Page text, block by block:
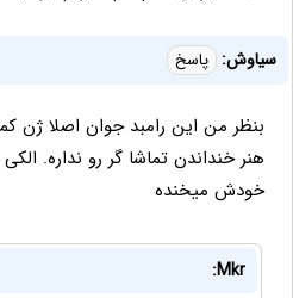
سیاوش: پاسخ
بنظر من این رامبد جوان اصلا ژن
هنر خنداندن تماشا گر رو نداره.
خودش میخنده
Mkr: